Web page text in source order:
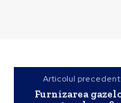
Articolul precedent
Furnizarea